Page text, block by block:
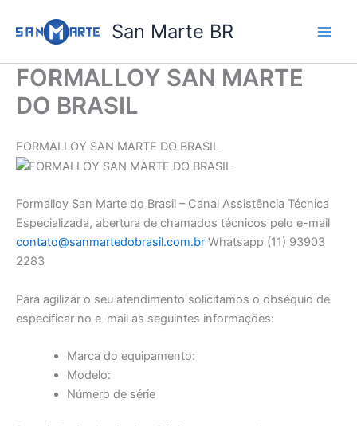
para
conteúdo
San Marte BR
FORMALLOY SAN MARTE
DO BRASIL
FORMALLOY SAN MARTE DO BRASIL
Formalloy San Marte do Brasil – Canal Assistência Técnica
Especializada, abertura de chamados técnicos pelo e-mail
contato@sanmartedobrasil.com.br Whatsapp (11) 93903
2283
Para agilizar o seu atendimento solicitamos o obséquio de
especificar no e-mail as seguintes informações:
Marca do equipamento:
Modelo:
Número de série